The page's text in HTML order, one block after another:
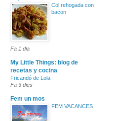
Col rehogada con
bacon
Fa 1 dia
My Little Things: blog de
recetas y cocina
Fricandó de Lola
Fa 3 dies
Fem un mos
FEM VACANCES